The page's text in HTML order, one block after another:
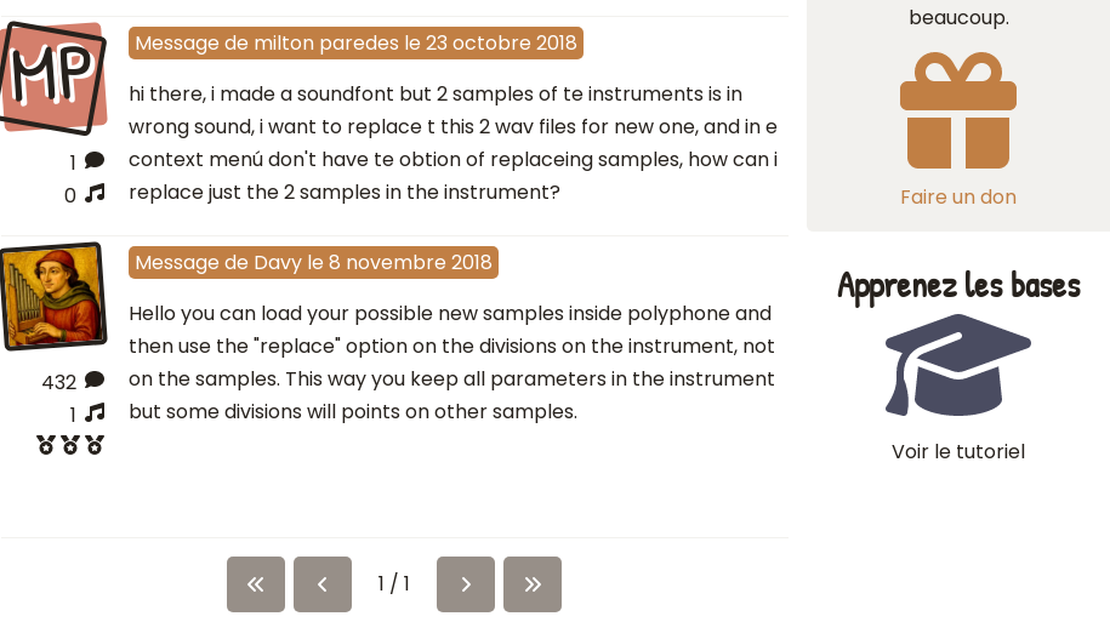
MP
1
0
Message de milton paredes le 23 octobre 2018
hi there, i made a soundfont but 2 samples of te instruments is in
wrong sound, i want to replace t this 2 wav files for new one, and in e
context menú don't have te obtion of replaceing samples, how can i
replace just the 2 samples in the instrument?
432
1
Message de Davy le 8 novembre 2018
Hello you can load your possible new samples inside polyphone and
then use the "replace" option on the divisions on the instrument, not
on the samples. This way you keep all parameters in the instrument
but some divisions will points on other samples.
1 / 1
beaucoup.
Faire un don
Apprenez les bases
Voir le tutoriel